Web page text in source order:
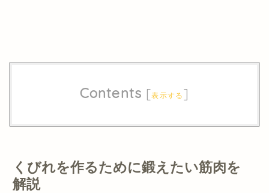
Contents [表示する ]
くびれを作るために鍛えたい筋肉を
解説